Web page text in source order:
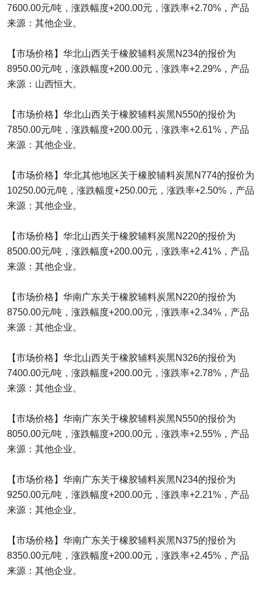
7600.00元/吨，涨跌幅度+200.00元，涨跌率+2.70%，产品
来源：其他企业。
【市场价格】华北山西关于橡胶辅料炭黑N234的报价为
8950.00元/吨，涨跌幅度+200.00元，涨跌率+2.29%，产品
来源：山西恒大。
【市场价格】华北山西关于橡胶辅料炭黑N550的报价为
7850.00元/吨，涨跌幅度+200.00元，涨跌率+2.61%，产品
来源：其他企业。
【市场价格】华北其他地区关于橡胶辅料炭黑N774的报价为
10250.00元/吨，涨跌幅度+250.00元，涨跌率+2.50%，产品
来源：其他企业。
【市场价格】华北山西关于橡胶辅料炭黑N220的报价为
8500.00元/吨，涨跌幅度+200.00元，涨跌率+2.41%，产品
来源：其他企业。
【市场价格】华南广东关于橡胶辅料炭黑N220的报价为
8750.00元/吨，涨跌幅度+200.00元，涨跌率+2.34%，产品
来源：其他企业。
【市场价格】华北山西关于橡胶辅料炭黑N326的报价为
7400.00元/吨，涨跌幅度+200.00元，涨跌率+2.78%，产品
来源：其他企业。
【市场价格】华南广东关于橡胶辅料炭黑N550的报价为
8050.00元/吨，涨跌幅度+200.00元，涨跌率+2.55%，产品
来源：其他企业。
【市场价格】华南广东关于橡胶辅料炭黑N234的报价为
9250.00元/吨，涨跌幅度+200.00元，涨跌率+2.21%，产品
来源：其他企业。
【市场价格】华南广东关于橡胶辅料炭黑N375的报价为
8350.00元/吨，涨跌幅度+200.00元，涨跌率+2.45%，产品
来源：其他企业。